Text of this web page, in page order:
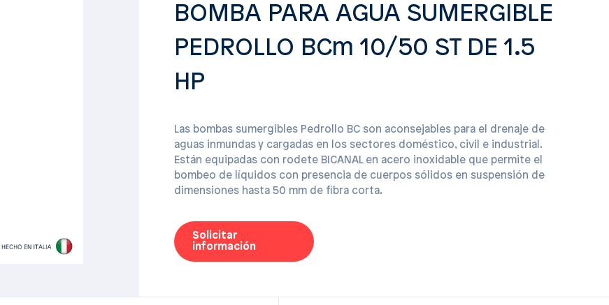
BOMBA PARA AGUA SUMERGIBLE
PEDROLLO BCm 10/50 ST DE 1.5
HP
Las bombas sumergibles Pedrollo BC son aconsejables para el drenaje de
aguas inmundas y cargadas en los sectores doméstico, civil e industrial.
Están equipadas con rodete BICANAL en acero inoxidable que permite el
bombeo de líquidos con presencia de cuerpos sólidos en suspensión de
dimensiones hasta 50 mm de fibra corta.
Solicitar
información